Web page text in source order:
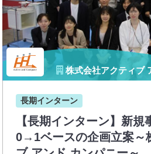
株式会社アクティブ
長期インターン
【長期インターン】新
0→1ベースの企画立案～